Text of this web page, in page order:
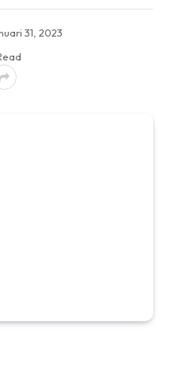
31, 2023